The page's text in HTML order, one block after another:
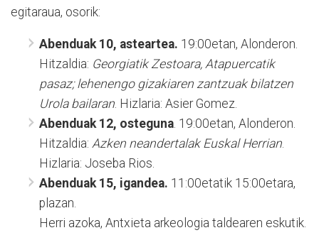
egitaraua, osorik:
Abenduak 10, asteartea. 19:00etan, Alonderon.
Hitzaldia: Georgiatik Zestoara, Atapuercatik
pasaz; lehenengo gizakiaren zantzuak bilatzen
Urola bailaran. Hizlaria: Asier Gomez.
Abenduak 12, osteguna. 19:00etan, Alonderon.
Hitzaldia: Azken neandertalak Euskal Herrian.
Hizlaria: Joseba Rios.
Abenduak 15, igandea. 11:00etatik 15:00etara,
plazan.
Herri azoka, Antxieta arkeologia taldearen eskutik.